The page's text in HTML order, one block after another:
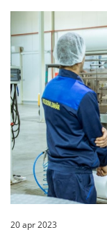
20 apr 2023